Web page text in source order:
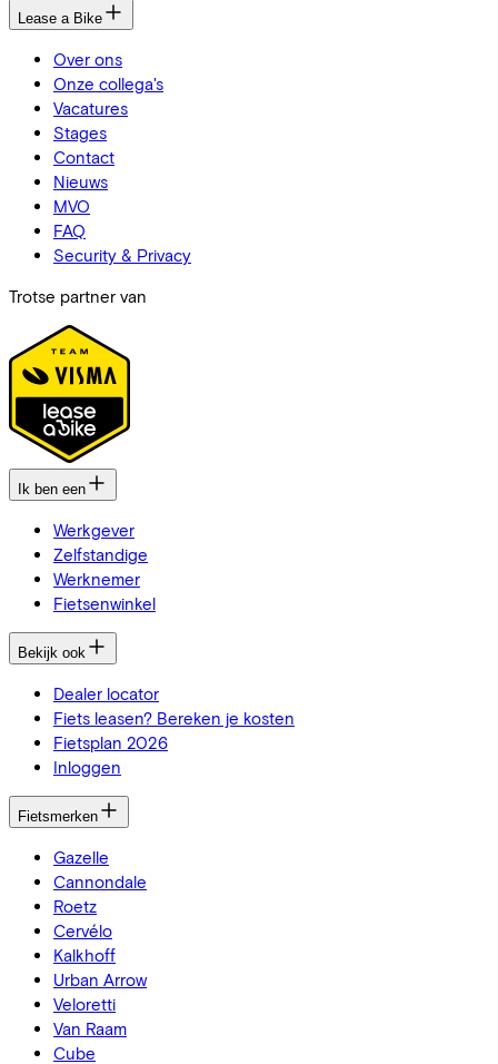
Lease a Bike
Over ons
Onze collega's
Vacatures
Stages
Contact
Nieuws
MVO
FAQ
Security & Privacy
Trotse partner van
Ik ben een
Werkgever
Zelfstandige
Werknemer
Fietsenwinkel
Bekijk ook
Dealer locator
Fiets leasen? Bereken je kosten
Fietsplan 2026
Inloggen
Fietsmerken
Gazelle
Cannondale
Roetz
Cervélo
Kalkhoff
Urban Arrow
Veloretti
Van Raam
Cube